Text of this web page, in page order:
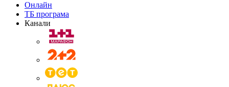
Онлайн
ТБ програма
Канали